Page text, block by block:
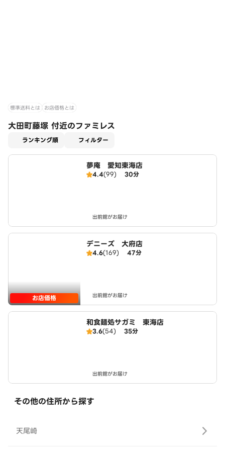
標準送料とは お店価格とは
大田町藤塚 付近のファミレス
ランキング順 フィルター
夢庵 愛知東海店
4.4(99) 30分
出前館がお届け
お店価格
デニーズ 大府店
4.6(169) 47分
出前館がお届け
和食麺処サガミ 東海店
3.6(54) 35分
出前館がお届け
その他の住所から探す
天尾崎